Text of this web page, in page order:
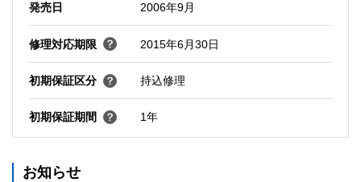
発売日 2006年9月
修理対応期限 2015年6月30日
初期保証区分 持込修理
初期保証期間 1年
お知らせ